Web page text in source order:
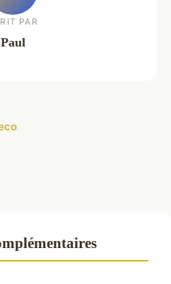
PAR
Paul